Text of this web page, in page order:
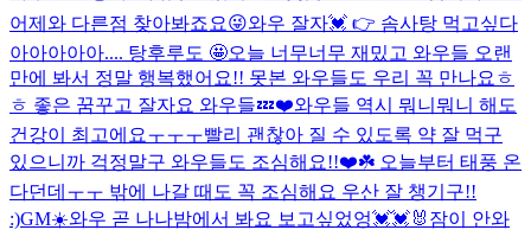
어제와 다른점 찾아봐죠요😜와우 잘자💓 👉 솜사탕 먹고싶다
아아아아아.... 탕후루도 🤩오늘 너무너무 재밌고 와우들 오랜
만에 봐서 정말 행복했어요!! 못본 와우들도 우리 꼭 만나요ㅎ
ㅎ 좋은 꿈꾸고 잘자요 와우들💤❤️와우들 역시 뭐니뭐니 해도
건강이 최고에요ㅜㅜㅜ빨리 괜찮아 질 수 있도록 약 잘 먹구
있으니까 걱정말구 와우들도 조심해요!!❤️☘️ 오늘부터 태풍 온
다던데ㅜㅜ 밖에 나갈 때도 꼭 조심해요 우산 잘 챙기구!!
:)GM☀️와우 곧 나나밤에서 봐요 보고싶었엉💓💓🐰 잠이 안와